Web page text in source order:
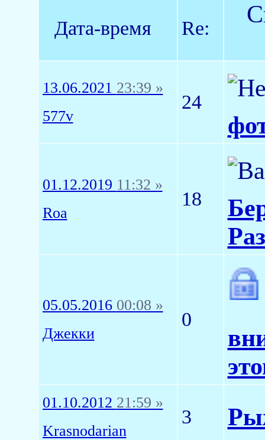
Дата-время Re:
13.06.2021 23:39 »
577v
24
01.12.2019 11:32 »
Roa
18
05.05.2016 00:08 »
Джекки
0
01.10.2012 21:59 »
Krasnodarian
3